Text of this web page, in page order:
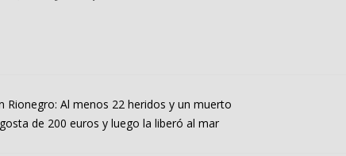
Rionegro: Al menos 22 heridos y un muerto
de 200 euros y luego la liberó al mar